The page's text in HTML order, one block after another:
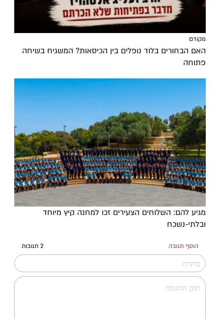
מקודם
האם הבחורים בלוד נופלים בין הכיסאות? המשגיח בשיחה
פתוחה
מגיע להם: השלוחים הצעירים זכו למחנה קיץ מיוחד
ובלתי-נשכח
הוסף תגובה 2 תגובות